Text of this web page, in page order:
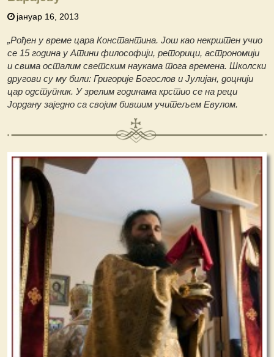
јануар 16, 2013
„Рођен у време цара Константина. Још као некрштен учио
се 15 година у Атини философији, реторици, астрономији
и свима осталим светским наукама тога времена. Школски
другови су му били: Григорије Богослов и Јулијан, доцнији
цар одступник. У зрелим годинама крстио се на реци
Јордану заједно са својим бившим учитељем Евулом.